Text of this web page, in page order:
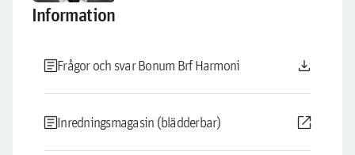
Information
articleFrågor och svar Bonum Brf Harmoni download
articleInredningsmagasin (blädderbar) open_in_new